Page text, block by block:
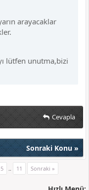
arayacaklar
lütfen unutma,bizi
Cevapla
Sonraki Konu»
5 .. 11 Sonraki »